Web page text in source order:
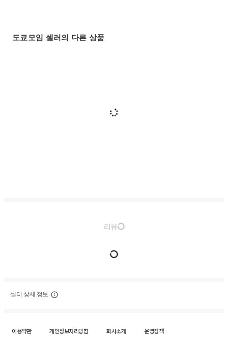
도쿄모임 셀러의 다른 상품
리뷰
셀러 상세 정보
이용약관 개인정보처리방침 회사소개
운영정책